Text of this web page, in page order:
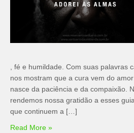
, fé e humildade. Com suas palavras
nos mostram que a cura vem do
nasce da paciência e da compaixão.
rendemos nossa gratidão a esses
que continuem a […]
Read More »